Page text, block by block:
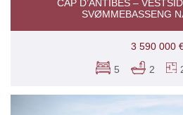
CAP D’ANTIBES –
SVØMMEBASSENG
3 590 000
5 2